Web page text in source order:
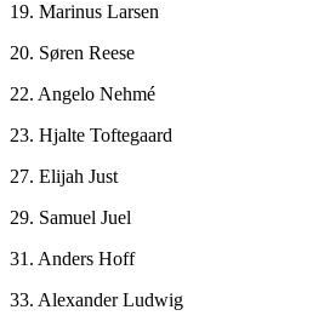
19. Marinus Larsen
20. Søren Reese
22. Angelo Nehmé
23. Hjalte Toftegaard
27. Elijah Just
29. Samuel Juel
31. Anders Hoff
33. Alexander Ludwig